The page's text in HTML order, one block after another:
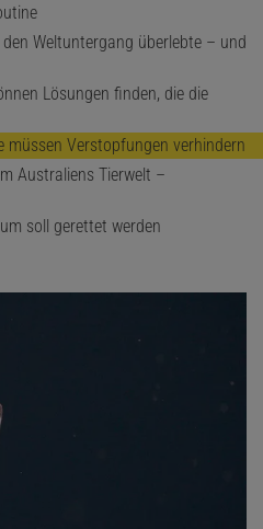
Weltuntergang überlebte – und
Lösungen finden, die die
müssen Verstopfungen verhindern
Australiens Tierwelt –
soll gerettet werden